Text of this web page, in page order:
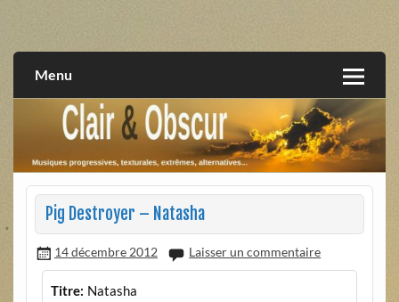
extrêmes, alternatives, texturales
Menu
Pig Destroyer – Natasha
14 décembre 2012 Laisser un commentaire
Titre: Natasha